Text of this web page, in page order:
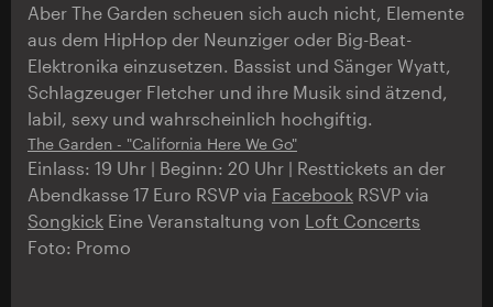
Aber The Garden scheuen sich auch nicht, Elemente
aus dem HipHop der Neunziger oder Big-Beat-
Elektronika einzusetzen. Bassist und Sänger Wyatt,
Schlagzeuger Fletcher und ihre Musik sind ätzend,
labil, sexy und wahrscheinlich hochgiftig.
The Garden - "California Here We Go"
Einlass: 19 Uhr | Beginn: 20 Uhr | Resttickets an der
Abendkasse 17 Euro RSVP via Facebook RSVP via
Songkick Eine Veranstaltung von Loft Concerts
Foto: Promo